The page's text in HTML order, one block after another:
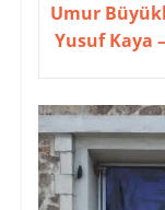
Umur
Yusuf Kaya